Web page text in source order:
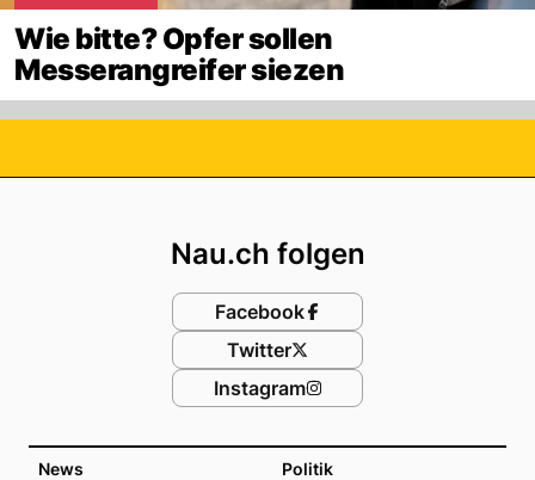
Wie bitte? Opfer sollen
Messerangreifer siezen
News Politik
Nau.ch folgen
Facebook
Twitter
Instagram